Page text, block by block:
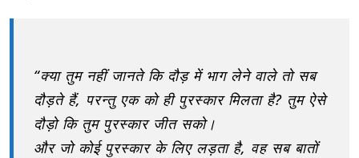
“क्या तुम नहीं जानते कि दौड़ में भाग लेने वाले तो सब
दौड़ते हैं, परन्तु एक को ही पुरस्कार मिलता है? तुम ऐसे
दौड़ो कि तुम पुरस्कार जीत सको।
और जो कोई पुरस्कार के लिए लड़ता है, वह सब बातों